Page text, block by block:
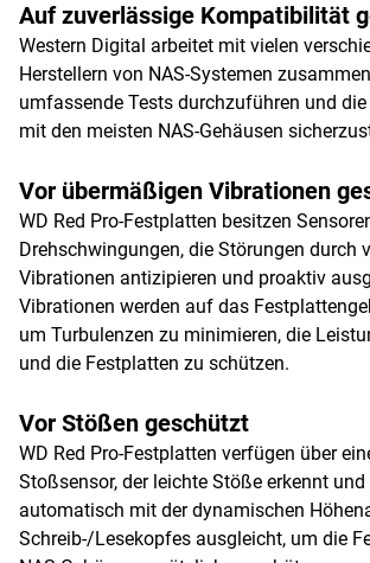
Auf zuverlässige Kompatibilität
Western Digital arbeitet mit vielen
Herstellern von NAS-Systemen
umfassende Tests durchzuführen und
mit den meisten NAS-Gehäusen
Vor übermäßigen Vibrationen
WD Red Pro-Festplatten besitzen
Drehschwingungen, die Störungen durch
Vibrationen antizipieren und proaktiv
Vibrationen werden auf das
um Turbulenzen zu minimieren, die
und die Festplatten zu schützen.
Vor Stößen geschützt
WD Red Pro-Festplatten verfügen über
Stoßsensor, der leichte Stöße erkennt und
automatisch mit der dynamischen
Schreib-/Lesekopfes ausgleicht, um die